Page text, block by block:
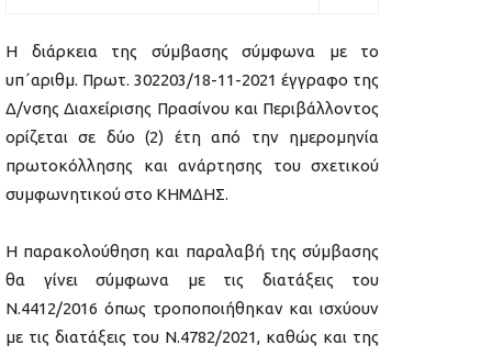
Η διάρκεια της σύμβασης σύμφωνα με τo
υπ΄αριθμ. Πρωτ. 302203/18-11-2021 έγγραφο της
Δ/νσης Διαχείρισης Πρασίνου και Περιβάλλοντος
ορίζεται σε δύο (2) έτη από την ημερομηνία
πρωτοκόλλησης και ανάρτησης του σχετικού
συμφωνητικού στο ΚΗΜΔΗΣ.
Η παρακολούθηση και παραλαβή της σύμβασης
θα γίνει σύμφωνα με τις διατάξεις του
Ν.4412/2016 όπως τροποποιήθηκαν και ισχύουν
με τις διατάξεις του Ν.4782/2021, καθώς και της